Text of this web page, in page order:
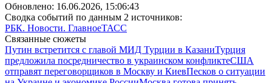
Обновлено: 16.06.2026, 15:06:43
Сводка событий по данным 2 источников:
РБК. Новости. ГлавноеТАСС
Связанные сюжеты
Путин встретится с главой МИД Турции в КазаниТурция
предложила посредничество в украинском конфликтеСША
отправят переговорщиков в Москву и КиевПесков о ситуации